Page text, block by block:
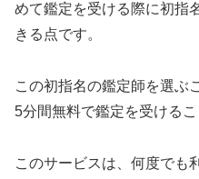
めて鑑定を受ける際に初指
きる点です。
この初指名の鑑定師を選ぶ
5分間無料で鑑定を受けるこ
このサービスは、何度でも